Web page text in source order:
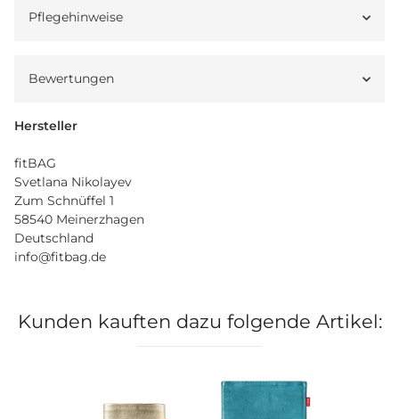
Pflegehinweise
Bewertungen
Hersteller
fitBAG
Svetlana Nikolayev
Zum Schnüffel 1
58540 Meinerzhagen
Deutschland
info@fitbag.de
Kunden kauften dazu folgende Artikel: